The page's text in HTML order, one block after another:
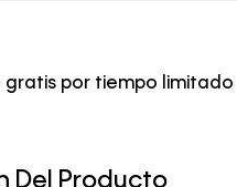
gratis por tiempo limitado
Del Producto